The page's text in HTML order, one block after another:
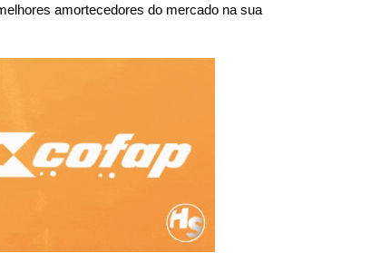
amortecedores do mercado na sua